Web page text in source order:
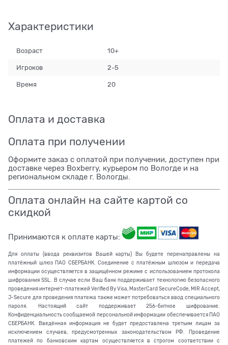
Характеристики
Возраст 10+
Игроков 2-5
Время 20
Оплата и доставка
Оплата при получении
Оформите заказ с оплатой при получении, доступен при
доставке через Boxberry, курьером по Вологде и на
региональном складе г. Вологды.
Оплата онлайн на сайте картой со
скидкой
Принимаются к оплате карты:
Для оплаты (ввода реквизитов Вашей карты) Вы будете перенаправлены на
платёжный шлюз ПАО СБЕРБАНК. Соединение с платёжным шлюзом и передача
информации осуществляется в защищённом режиме с использованием протокола
шифрования SSL. В случае если Ваш банк поддерживает технологию безопасного
проведения интернет-платежей Verified By Visa, MasterCard SecureCode, MIR Accept,
J-Secure для проведения платежа также может потребоваться ввод специального
пароля. Настоящий сайт поддерживает 256-битное шифрование.
Конфиденциальность сообщаемой персональной информации обеспечивается ПАО
СБЕРБАНК. Введённая информация не будет предоставлена третьим лицам за
исключением случаев, предусмотренных законодательством РФ. Проведение
платежей по банковским картам осуществляется в строгом соответствии с